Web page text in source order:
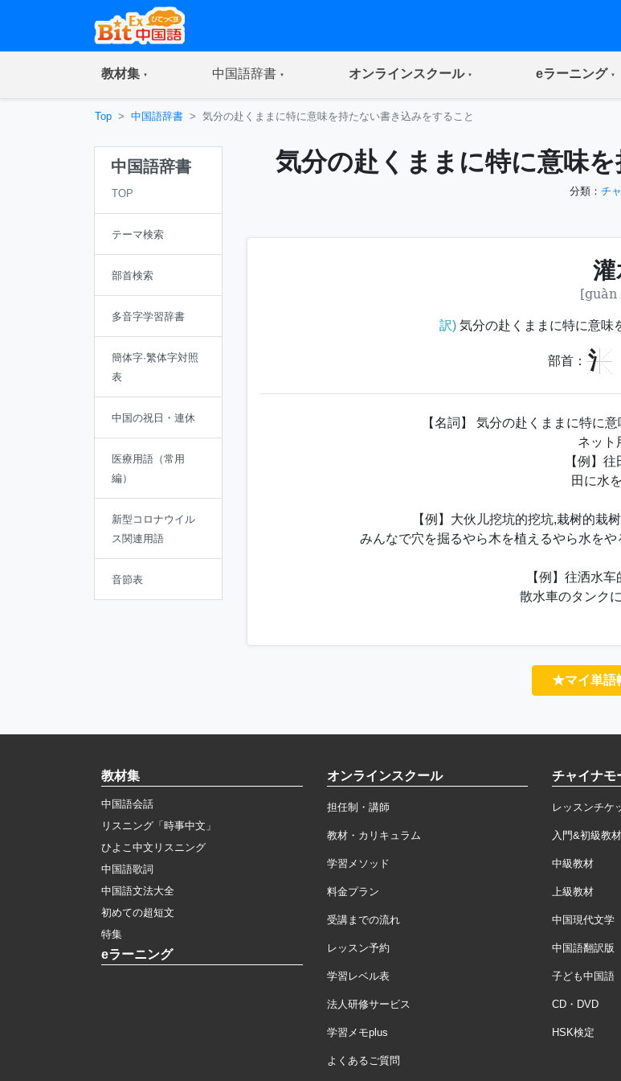
教材集(current) 中国語辞書(current) オンラインスクール(current) eラーニング
Top 中国語辞書 気分の赴くままに特に意味を持たない書き込みをすること
中国語辞書
TOP
テーマ検索
部首検索
多音字学習辞書
簡体字·繁体字対照
表
中国の祝日・連休
医療用語（常用
編）
新型コロナウイル
ス関連用語
音節表
気分の赴くままに特に意味
分類： チ
灌
[guàn
訳)気分の赴くままに特に意味
部首： 氵
【名詞】 気分の赴くままに特に
ネット
【例】
田に水
【例】大伙儿挖坑的挖坑,栽树的栽
みんなで穴を掘るやら木を植えるやら水を
【例】往洒水
散水車のタンク
★マイ単語
教材集
中国語会話
リスニング「時事中文」
ひよこ中文リスニング
中国語歌詞
中国語文法大全
初めての超短文
特集
eラーニング
オンラインスクール
担任制・講師
教材・カリキュラム
学習メソッド
料金プラン
受講までの流れ
レッスン予約
学習レベル表
法人研修サービス
学習メモplus
よくあるご質問
チャイナモ
レッスンチケ
入門&初級教材
中級教材
上級教材
中国現代文学
中国語翻訳版
子ども中国語
CD・DVD
HSK検定